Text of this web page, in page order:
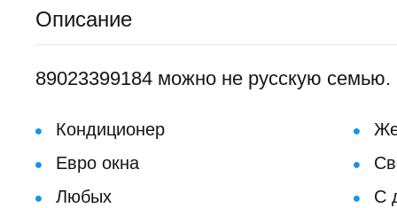
Описание
89023399184 можно не русскую семью.
Кондиционер
Евро окна
Любых
С